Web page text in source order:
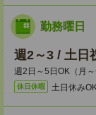
勤務曜日
週2～3 / 土日
週2日～5日OK（月
休日休暇 土日休みOK